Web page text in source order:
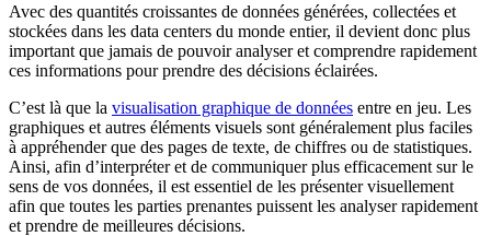
Avec des quantités croissantes de données générées, collectées et
stockées dans les data centers du monde entier, il devient donc plus
important que jamais de pouvoir analyser et comprendre rapidement
ces informations pour prendre des décisions éclairées.
C’est là que la visualisation graphique de données entre en jeu. Les
graphiques et autres éléments visuels sont généralement plus faciles
à appréhender que des pages de texte, de chiffres ou de statistiques.
Ainsi, afin d’interpréter et de communiquer plus efficacement sur le
sens de vos données, il est essentiel de les présenter visuellement
afin que toutes les parties prenantes puissent les analyser rapidement
et prendre de meilleures décisions.